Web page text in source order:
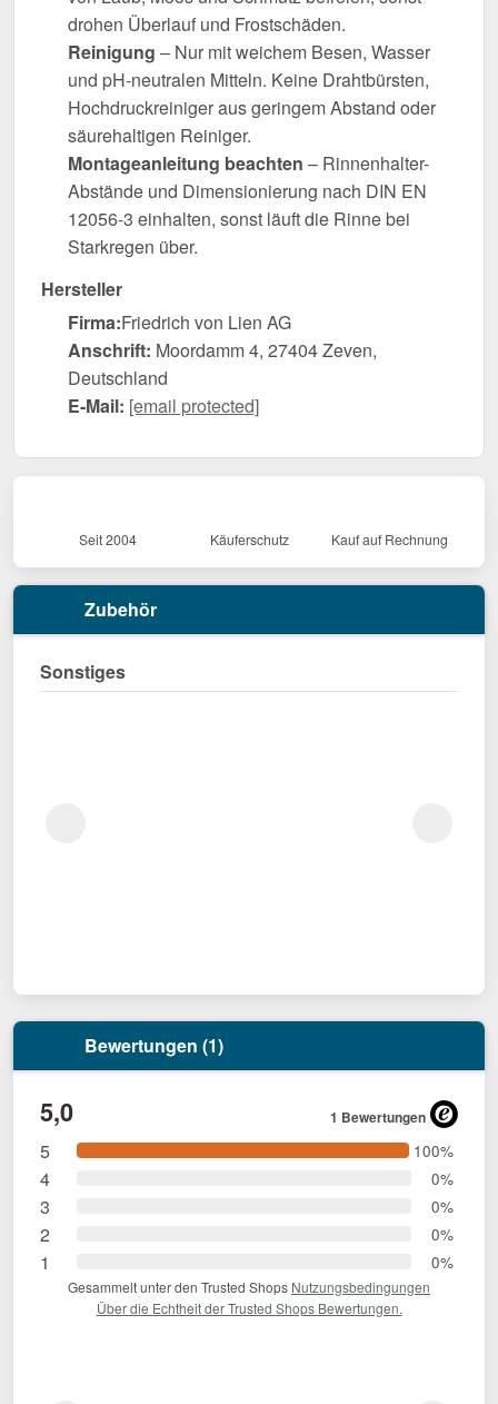
drohen Überlauf und Frostschäden.
Reinigung – Nur mit weichem Besen, Wasser
und pH-neutralen Mitteln. Keine Drahtbürsten,
Hochdruckreiniger aus geringem Abstand oder
säurehaltigen Reiniger.
Montageanleitung beachten – Rinnenhalter-
Abstände und Dimensionierung nach DIN EN
12056-3 einhalten, sonst läuft die Rinne bei
Starkregen über.
Hersteller
Firma:Friedrich von Lien AG
Anschrift: Moordamm 4, 27404 Zeven,
Deutschland
E-Mail: [email protected]
Seit 2004 Käuferschutz Kauf auf Rechnung
Zubehör
Sonstiges
Bewertungen (1)
5,0 1 Bewertungen
5 100%
4 0%
3 0%
2 0%
1 0%
Gesammelt unter den Trusted Shops Nutzungsbedingungen
Über die Echtheit der Trusted Shops Bewertungen.